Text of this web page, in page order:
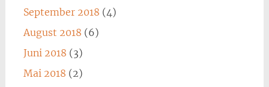
September 2018 (4)
August 2018 (6)
Juni 2018 (3)
Mai 2018 (2)